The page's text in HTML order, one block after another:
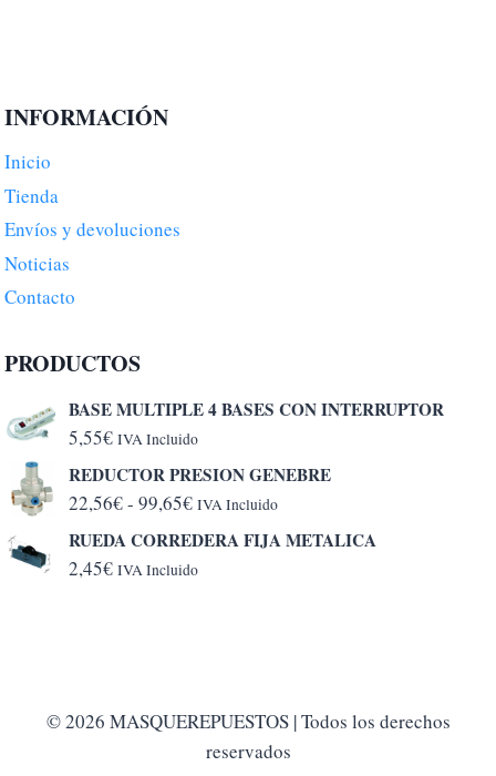
INFORMACIÓN
Inicio
Tienda
Envíos y devoluciones
Noticias
Contacto
PRODUCTOS
BASE MULTIPLE 4 BASES CON INTERRUPTOR
5,55€ IVA Incluido
REDUCTOR PRESION GENEBRE
22,56€- 99,65€Rango
de
precios:
IVA Incluido
RUEDA CORREDERA FIJA METALICA
2,45€ IVA Incluido
© 2026 MASQUEREPUESTOS | Todos los derechos
reservados